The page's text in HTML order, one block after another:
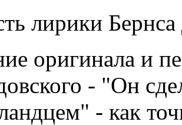
лирики
оригинала и
- "Он
- как